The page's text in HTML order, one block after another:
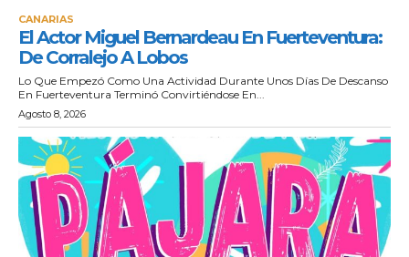
CANARIAS
El Actor Miguel Bernardeau En Fuerteventura:
De Corralejo A Lobos
Lo Que Empezó Como Una Actividad Durante Unos Días De Descanso
En Fuerteventura Terminó Convirtiéndose En...
Agosto 8, 2026